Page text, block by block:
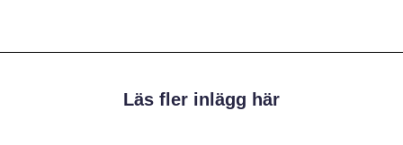
Läs fler inlägg här